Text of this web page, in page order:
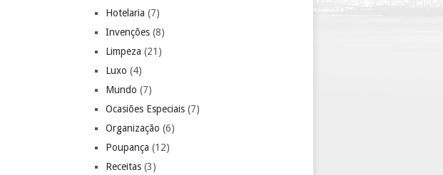
Hotelaria (7)
Invenções (8)
Limpeza (21)
Luxo (4)
Mundo (7)
Ocasiões Especiais (7)
Organização (6)
Poupança (12)
Receitas (3)